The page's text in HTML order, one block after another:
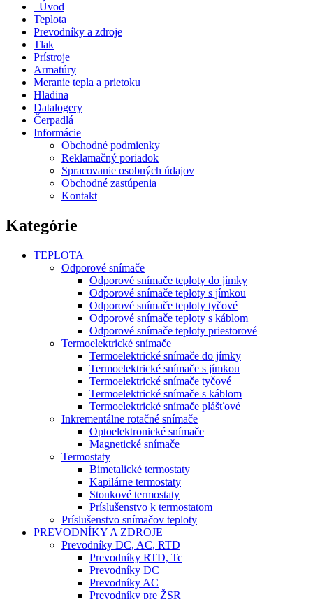
Úvod
Teplota
Prevodníky a zdroje
Tlak
Prístroje
Armatúry
Meranie tepla a prietoku
Hladina
Datalogery
Čerpadlá
Informácie
Obchodné podmienky
Reklamačný poriadok
Spracovanie osobných údajov
Obchodné zastúpenia
Kontakt
Kategórie
TEPLOTA
Odporové snímače
Odporové snímače teploty do jímky
Odporové snímače teploty s jímkou
Odporové snímače teploty tyčové
Odporové snímače teploty s káblom
Odporové snímače teploty priestorové
Termoelektrické snímače
Termoelektrické snímače do jímky
Termoelektrické snímače s jímkou
Termoelektrické snímače tyčové
Termoelektrické snímače s káblom
Termoelektrické snímače plášťové
Inkrementálne rotačné snímače
Optoelektronické snímače
Magnetické snímače
Termostaty
Bimetalické termostaty
Kapilárne termostaty
Stonkové termostaty
Príslušenstvo k termostatom
Príslušenstvo snímačov teploty
PREVODNÍKY A ZDROJE
Prevodníky DC, AC, RTD
Prevodníky RTD, Tc
Prevodníky DC
Prevodníky AC
Prevodníky pre ŽSR